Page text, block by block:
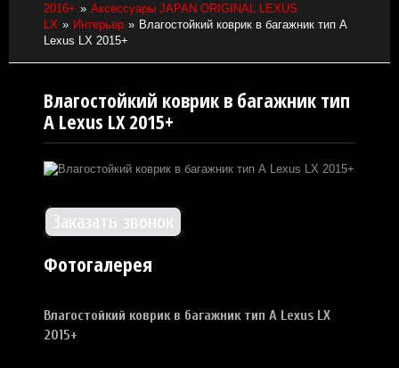
2016+
Аксессуары JAPAN ORIGINAL LEXUS
LX
Интерьер
Влагостойкий коврик в багажник тип А
Lexus LX 2015+
Влагостойкий коврик в багажник тип
А Lexus LX 2015+
Заказать звонок
Фотогалерея
Влагостойкий коврик в багажник тип А Lexus LX
2015+